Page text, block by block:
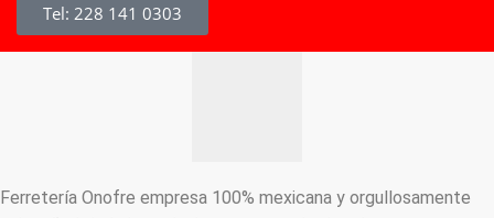
Tel: 228 141 0303
Ferretería Onofre empresa 100% mexicana y orgullosamente